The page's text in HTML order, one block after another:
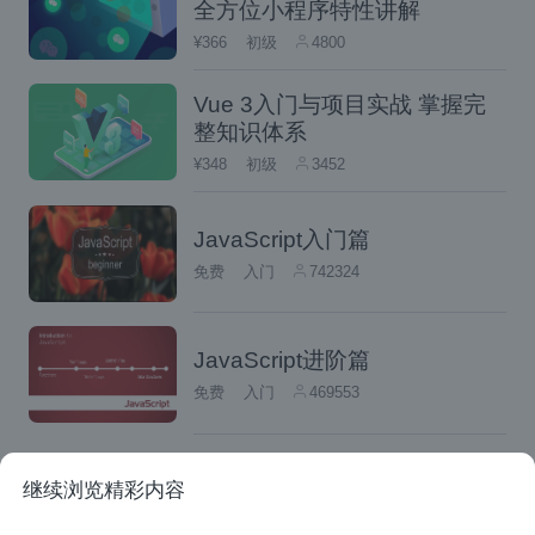
继续浏览精彩内容
if (likeJavaScript)
5、十进制数
可以使用科学计数法来代替较大的数据，如可
以将 10000000 简写为 1e7。
for (let i = 0; i < 10000; i++) { }
for (let i = 0; i < 1e7; i++) { }
6、多行字符串
如果需要在代码中编写多行字符串，就像下面
全方位小程序特性讲解
¥366 初级 4800
Vue 3入门与项目实战 掌握完
整知识体系
¥348 初级 3452
JavaScript入门篇
免费 入门 742324
JavaScript进阶篇
免费 入门 469553
相关阅读